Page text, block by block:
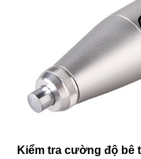
Kiểm tra cường độ